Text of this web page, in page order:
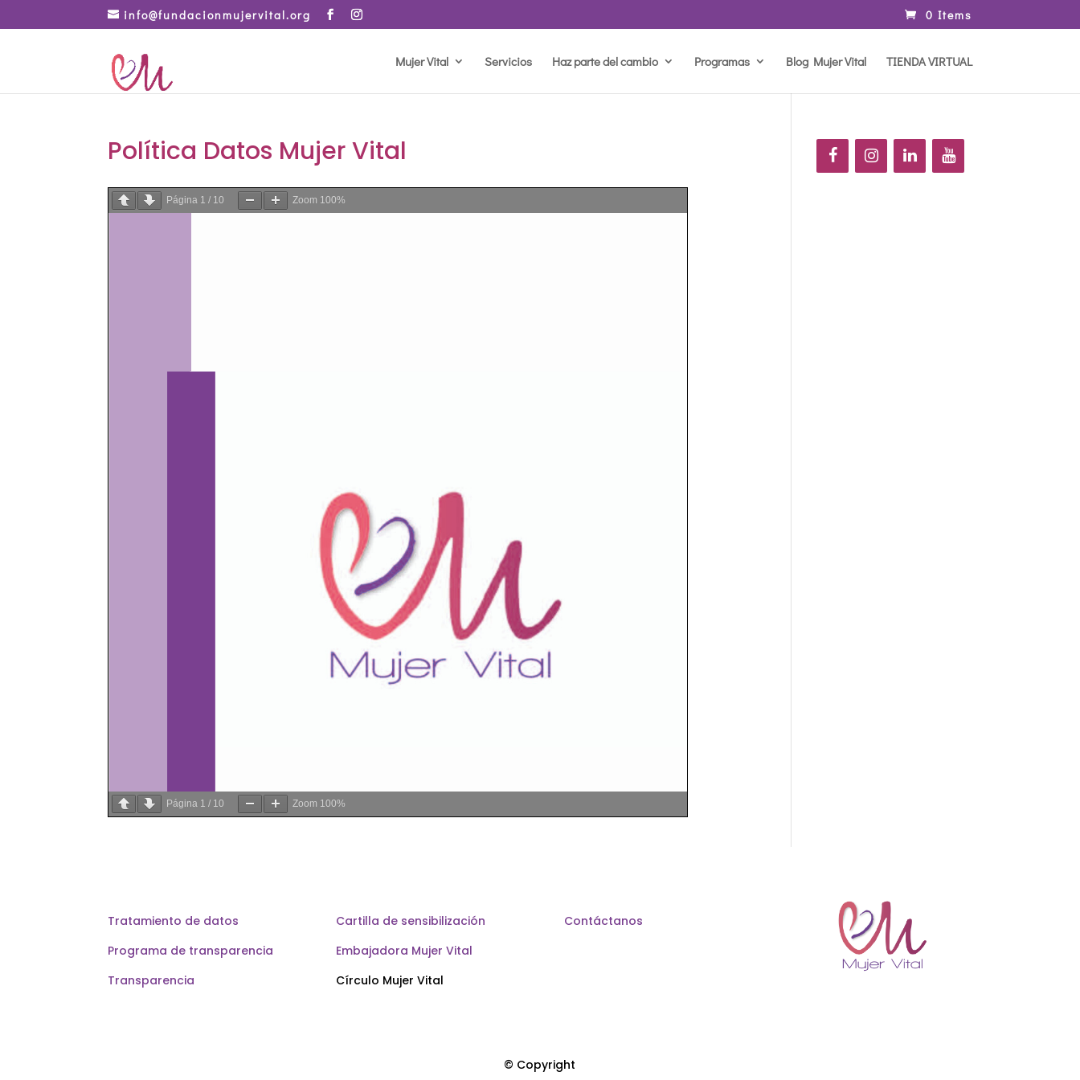
info@fundacionmujervital.org 0 Items
Mujer Vital Servicios Haz parte del cambio Programas Blog Mujer Vital TIENDA VIRTUAL
Política Datos Mujer Vital
Página 1 / 10 Zoom 100%
Página 1 / 10 Zoom 100%
Tratamiento de datos
Programa de transparencia
Transparencia
Cartilla de sensibilización
Embajadora Mujer Vital
Círculo Mujer Vital
Contáctanos
© Copyright